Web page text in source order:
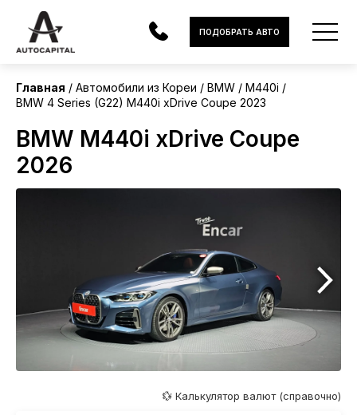
АВТОМОБИЛИ
ЭЛЕКТРОМОБИЛИ
В НАЛИЧИИ
ЛИЗИНГ
НОВОСТИ
ПОДОБРАТЬ АВТО
Главная Автомобили из Кореи BMW
M440i
BMW 4 Series (G22) M440i xDrive Coupe 2023
BMW M440i xDrive Coupe
2026
Корея
💱 Калькулятор валют (справочно)